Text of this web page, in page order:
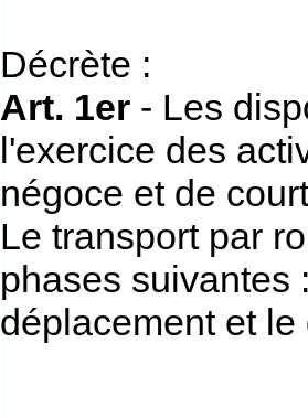
Décrète :
Art. 1er - Les
l'exercice des
négoce et de
Le transport par
phases suivantes
déplacement et